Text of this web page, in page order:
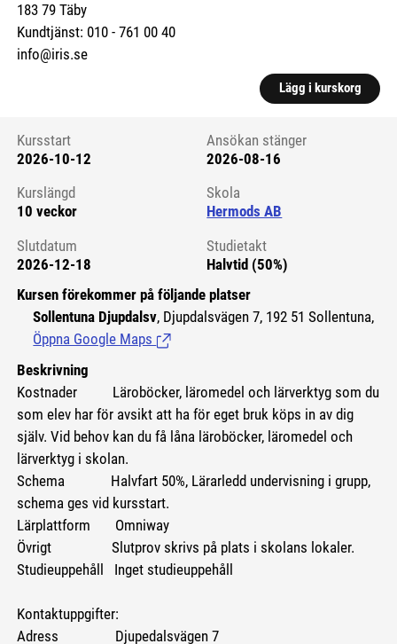
183 79 Täby
Kundtjänst: 010 - 761 00 40
info@iris.se
Lägg i kurskorg
Kursstart 6176883
Kursstart
2026-10-12
Ansökan stänger
2026-08-16
Kurslängd
10 veckor
Skola
Hermods AB
Slutdatum
2026-12-18
Studietakt
Halvtid (50%)
Kursen förekommer på följande platser
Sollentuna Djupdalsv, Djupdalsvägen 7, 192 51 Sollentuna,
Öppna Google Maps (Länk till extern sida.)
Beskrivning
Kostnader Läroböcker, läromedel och lärverktyg som du
som elev har för avsikt att ha för eget bruk köps in av dig
själv. Vid behov kan du få låna läroböcker, läromedel och
lärverktyg i skolan.
Schema Halvfart 50%, Lärarledd undervisning i grupp,
schema ges vid kursstart.
Lärplattform Omniway
Övrigt Slutprov skrivs på plats i skolans lokaler.
Studieuppehåll Inget studieuppehåll
Kontaktuppgifter:
Adress Djupedalsvägen 7